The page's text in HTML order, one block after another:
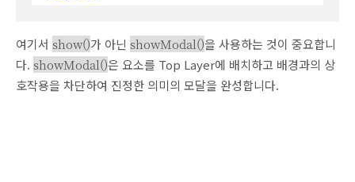
여기서 show()가 아닌 showModal()을 사용하는 것이 중요합니
다. showModal()은 요소를 Top Layer에 배치하고 배경과의 상
호작용을 차단하여 진정한 의미의 모달을 완성합니다.